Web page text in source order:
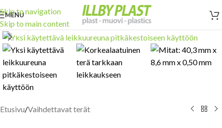
Skip to navigation
Skip to main content
MENU
Click to enlarge
Etusivu/Vaihdettavat terät